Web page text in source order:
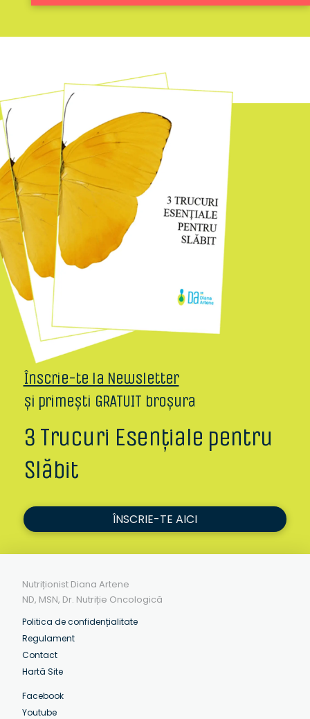
Înscrie-te la Newsletter
și primești GRATUIT broșura
3 Trucuri Esențiale pentru
Slăbit
ÎNSCRIE-TE AICI
Nutriționist Diana Artene
ND, MSN, Dr. Nutriție Oncologică
Politica de confidențialitate
Regulament
Contact
Hartă Site
Facebook
Youtube